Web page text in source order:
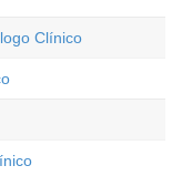
Clínico